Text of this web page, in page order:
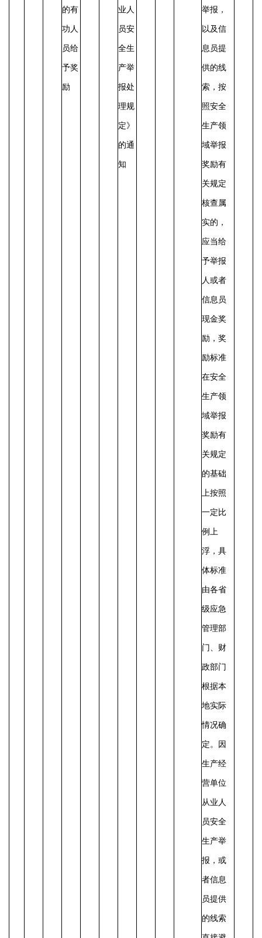
的有
功人
员给
予奖
励
业人
员安
全生
产举
报处
理规
定》
的通
知
举报，
以及信
息员提
供的线
索，按
照安全
生产领
域举报
奖励有
关规定
核查属
实的，
应当给
予举报
人或者
信息员
现金奖
励，奖
励标准
在安全
生产领
域举报
奖励有
关规定
的基础
上按照
一定比
例上
浮，具
体标准
由各省
级应急
管理部
门、财
政部门
根据本
地实际
情况确
定。 因
生产经
营单位
从业人
员安全
生产举
报，或
者信息
员提供
的线索